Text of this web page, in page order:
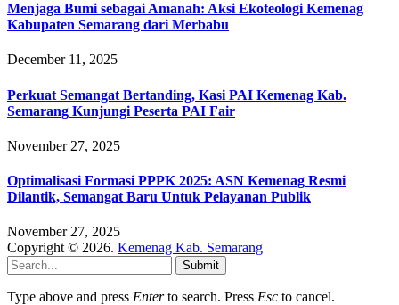
Menjaga Bumi sebagai Amanah: Aksi Ekoteologi Kemenag
Kabupaten Semarang dari Merbabu
December 11, 2025
Perkuat Semangat Bertanding, Kasi PAI Kemenag Kab.
Semarang Kunjungi Peserta PAI Fair
November 27, 2025
Optimalisasi Formasi PPPK 2025: ASN Kemenag Resmi
Dilantik, Semangat Baru Untuk Pelayanan Publik
November 27, 2025
Copyright © 2026. Kemenag Kab. Semarang
Submit
Type above and press Enterto search. Press Esc to cancel.